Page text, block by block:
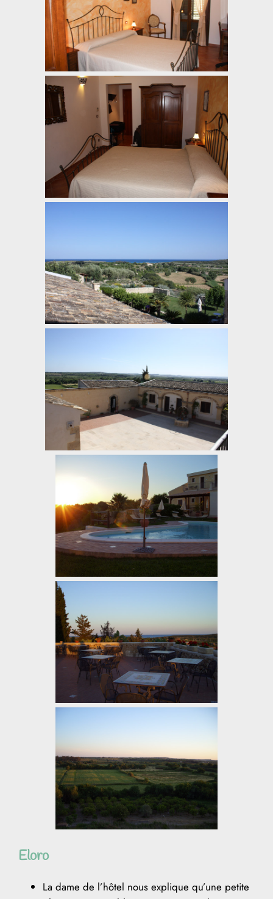
Eloro
La dame de l’hôtel nous explique qu’une petite